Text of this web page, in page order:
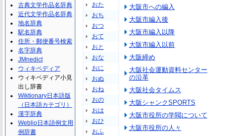
おた
おち
おつ
おて
おと
おな
おに
おぬ
おね
おの
おは
おひ
おふ
大阪市への編入
大阪市編入後
大阪市編入以降
大阪市編入以前
大阪締め
大阪社会運動資料センター
の沿革
大阪社会タイムス
大阪シャンクSPORTS
大阪市役所の学閥について
大阪市役所の人々
古典文学作品名辞典
近代文学作品名辞典
地名辞典
駅名辞典
住所・郵便番号検索
名字辞典
JMnedict
ウィキペディア
ウィキペディア小見
出し辞書
Wiktionary日本語版
（日本語カテゴリ）
漢字辞典
Weblio日本語例文用
例辞書